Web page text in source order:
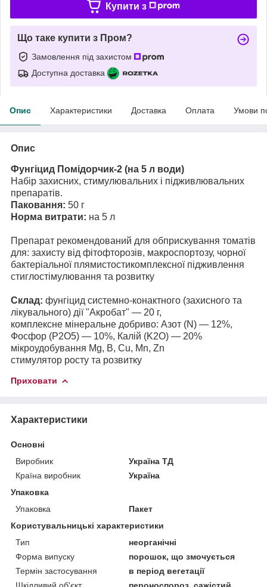
Купити з
Що таке купити з Пром?
Замовлення під захистом
Доступна доставка
Опис Характеристики Доставка Оплата Умови
Опис
Фунгіцид Помідорчик-2 (на 5 л води)
Набір захисних, стимулювальних і підживлювальних
препаратів.
Паковання: 50 г
Норма витрати: на 5 л
Препарат рекомендований для обприскування томатів
для: захисту від фітофторозів, макроспортозу, чорної
бактеріальної плямистостикомплексної підживлення
стиглостімулювання та розвитку
Склад: фунгіцид системно-конактного (захисного та
лікувального) дії "Акробат" — 20 г,
комплексне мінеральне добриво: Азот (N) — 12%,
Фосфор (P2O5) — 10%, Калій (K2O) — 20%
мікроудобування Mg, B, Cu, Mn, Zn
стимулятор росту та розвитку
Приховати
Характеристики
Основні
Виробник
Україна ТД
Країна виробник
Україна
Упаковка
Упаковка
Пакет
Користувальницькі характеристики
Тип
неорганічні
Форма випуску
порошок, що змочується
Термін застосування
в період вегетації
Шкідливий об'єкт
пероноспороз, сажістий